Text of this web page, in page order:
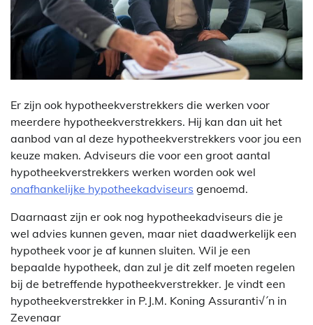
Er zijn ook hypotheekverstrekkers die werken voor
meerdere hypotheekverstrekkers. Hij kan dan uit het
aanbod van al deze hypotheekverstrekkers voor jou een
keuze maken. Adviseurs die voor een groot aantal
hypotheekverstrekkers werken worden ook wel
onafhankelijke hypotheekadviseurs genoemd.
Daarnaast zijn er ook nog hypotheekadviseurs die je
wel advies kunnen geven, maar niet daadwerkelijk een
hypotheek voor je af kunnen sluiten. Wil je een
bepaalde hypotheek, dan zul je dit zelf moeten regelen
bij de betreffende hypotheekverstrekker. Je vindt een
hypotheekverstrekker in P.J.M. Koning Assuranti√´n in
Zevenaar